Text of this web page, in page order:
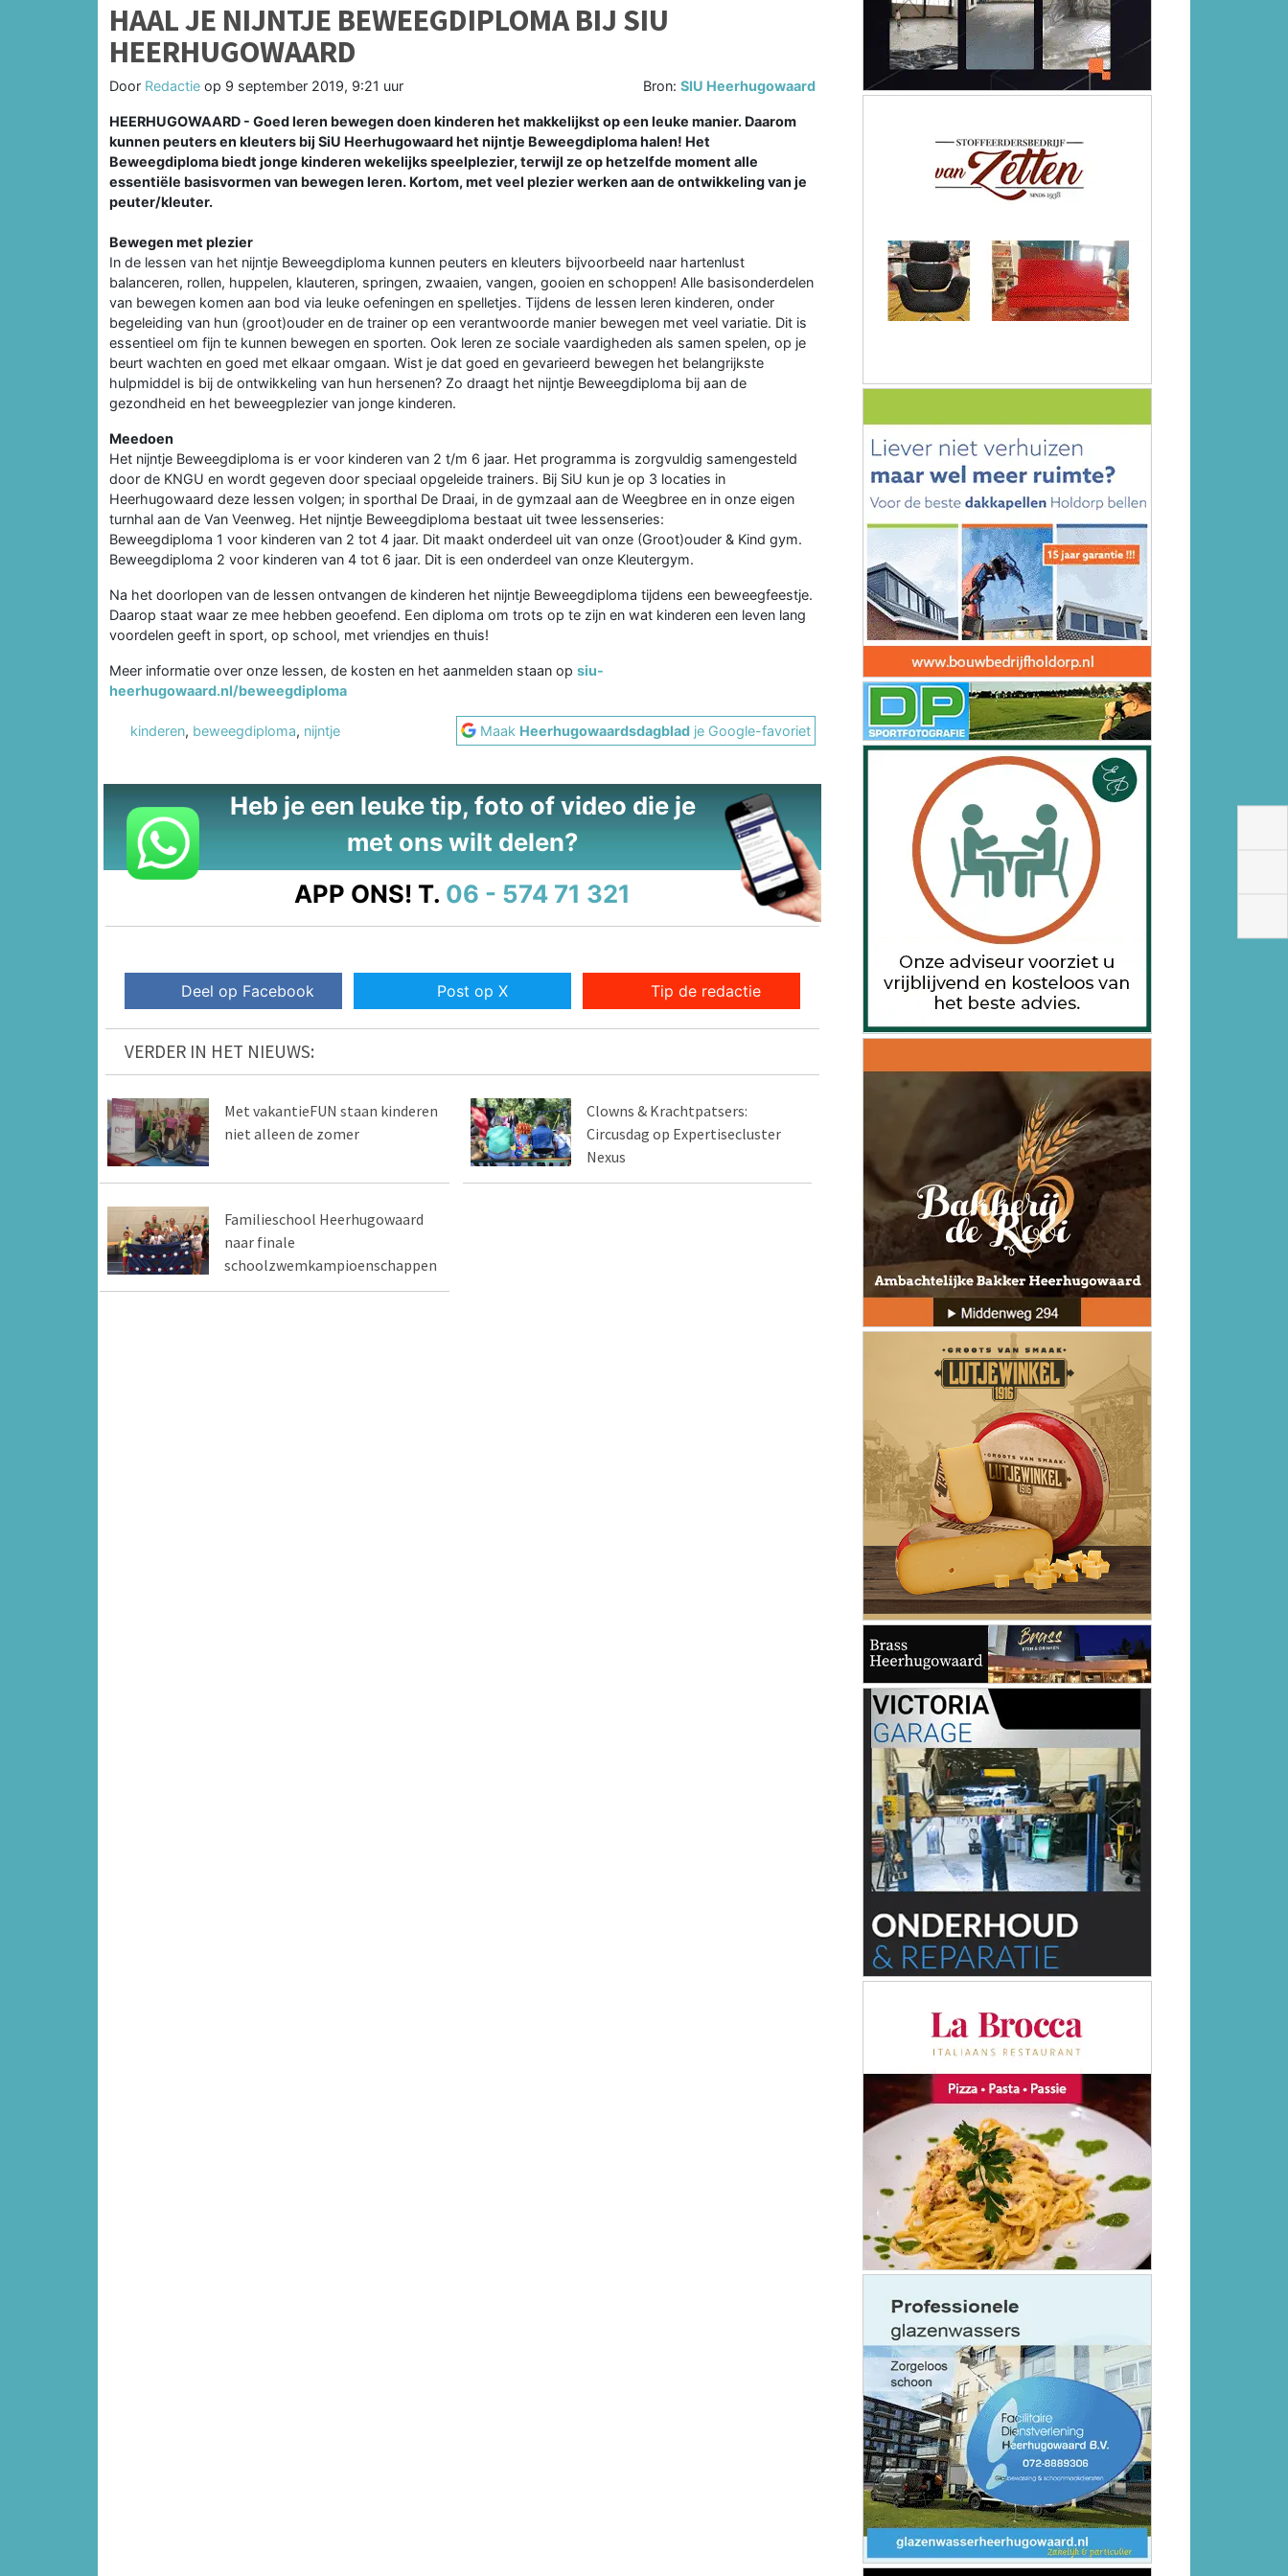
HAAL JE NIJNTJE BEWEEGDIPLOMA BIJ SIU
HEERHUGOWAARD
Door Redactie op 9 september 2019, 9:21 uur Bron:SIU Heerhugowaard
HEERHUGOWAARD - Goed leren bewegen doen kinderen het makkelijkst op een leuke manier. Daarom
kunnen peuters en kleuters bij SiU Heerhugowaard het nijntje Beweegdiploma halen! Het
Beweegdiploma biedt jonge kinderen wekelijks speelplezier, terwijl ze op hetzelfde moment alle
essentiële basisvormen van bewegen leren. Kortom, met veel plezier werken aan de ontwikkeling van je
peuter/kleuter.
Bewegen met plezier
In de lessen van het nijntje Beweegdiploma kunnen peuters en kleuters bijvoorbeeld naar hartenlust
balanceren, rollen, huppelen, klauteren, springen, zwaaien, vangen, gooien en schoppen! Alle basisonderdelen
van bewegen komen aan bod via leuke oefeningen en spelletjes. Tijdens de lessen leren kinderen, onder
begeleiding van hun (groot)ouder en de trainer op een verantwoorde manier bewegen met veel variatie. Dit is
essentieel om fijn te kunnen bewegen en sporten. Ook leren ze sociale vaardigheden als samen spelen, op je
beurt wachten en goed met elkaar omgaan. Wist je dat goed en gevarieerd bewegen het belangrijkste
hulpmiddel is bij de ontwikkeling van hun hersenen? Zo draagt het nijntje Beweegdiploma bij aan de
gezondheid en het beweegplezier van jonge kinderen.
Meedoen
Het nijntje Beweegdiploma is er voor kinderen van 2 t/m 6 jaar. Het programma is zorgvuldig samengesteld
door de KNGU en wordt gegeven door speciaal opgeleide trainers. Bij SiU kun je op 3 locaties in
Heerhugowaard deze lessen volgen; in sporthal De Draai, in de gymzaal aan de Weegbree en in onze eigen
turnhal aan de Van Veenweg. Het nijntje Beweegdiploma bestaat uit twee lessenseries:
Beweegdiploma 1 voor kinderen van 2 tot 4 jaar. Dit maakt onderdeel uit van onze (Groot)ouder & Kind gym.
Beweegdiploma 2 voor kinderen van 4 tot 6 jaar. Dit is een onderdeel van onze Kleutergym.
Na het doorlopen van de lessen ontvangen de kinderen het nijntje Beweegdiploma tijdens een beweegfeestje.
Daarop staat waar ze mee hebben geoefend. Een diploma om trots op te zijn en wat kinderen een leven lang
voordelen geeft in sport, op school, met vriendjes en thuis!
Meer informatie over onze lessen, de kosten en het aanmelden staan op siu-
heerhugowaard.nl/beweegdiploma
kinderen, beweegdiploma, nijntje Maak Heerhugowaardsdagblad je Google-favoriet
Heb je een leuke tip, foto of video die je
met ons wilt delen?
APP ONS! T. 06 - 574 71 321
Deel op Facebook Post op X Tip de redactie
VERDER IN HET NIEUWS:
Met vakantieFUN staan kinderen
niet alleen de zomer
Clowns & Krachtpatsers:
Circusdag op Expertisecluster
Nexus
Familieschool Heerhugowaard
naar finale
schoolzwemkampioenschappen